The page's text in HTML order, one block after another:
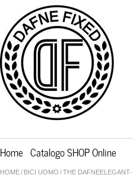
Home Catalogo SHOP Online
HOME/ BICI UOMO /THE